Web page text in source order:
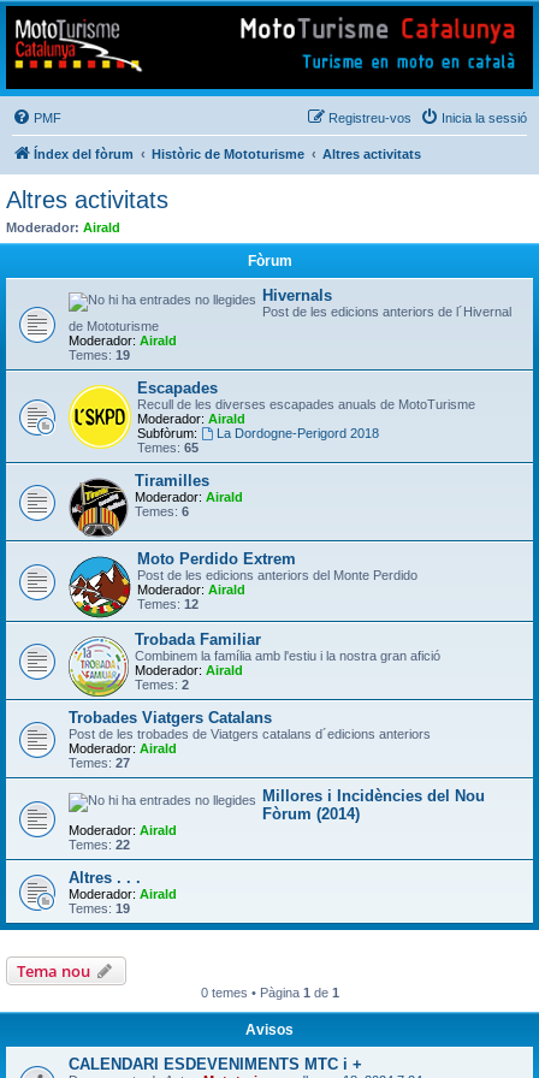
Mototurisme
Turisme en moto en català
PMF Inicia la sessió
Registreu-vos
Índex del fòrum Històric de Mototurisme Altres activitats
Altres activitats
Moderador: Airald
Fòrum
Hivernals
Post de les edicions anteriors de l´Hivernal
de Mototurisme
Moderador: Airald
Temes: 19
Escapades
Recull de les diverses escapades anuals de MotoTurisme
Moderador: Airald
Subfòrum:
La Dordogne-Perigord 2018
Temes: 65
Tiramilles
Moderador: Airald
Temes: 6
Moto Perdido Extrem
Post de les edicions anteriors del Monte Perdido
Moderador: Airald
Temes: 12
Trobada Familiar
Combinem la família amb l'estiu i la nostra gran afició
Moderador: Airald
Temes: 2
Trobades Viatgers Catalans
Post de les trobades de Viatgers catalans d´edicions anteriors
Moderador: Airald
Temes: 27
Millores i Incidències del Nou
Fòrum (2014)
Moderador: Airald
Temes: 22
Altres . . .
Moderador: Airald
Temes: 19
Tema nou
0 temes • Pàgina 1 de 1
Avisos
CALENDARI ESDEVENIMENTS MTC i +